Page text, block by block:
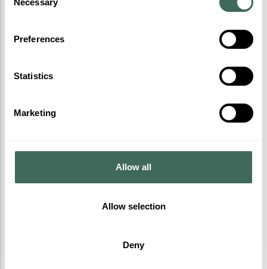
Selection
Necessary
Preferences
Statistics
Marketing
Allow all
Allow selection
Deny
aprovecha nuestros descuentos
Selecciona tu entrada